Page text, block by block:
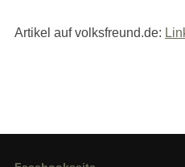
Artikel auf volksfreund.de: